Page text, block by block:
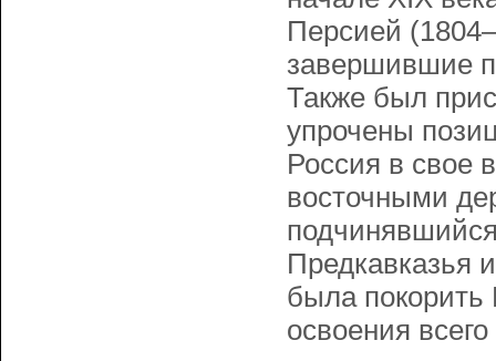
Персией
завершившие
Также был
упрочены
Россия в свое
восточными
Предкавказья
была покорить
освоения